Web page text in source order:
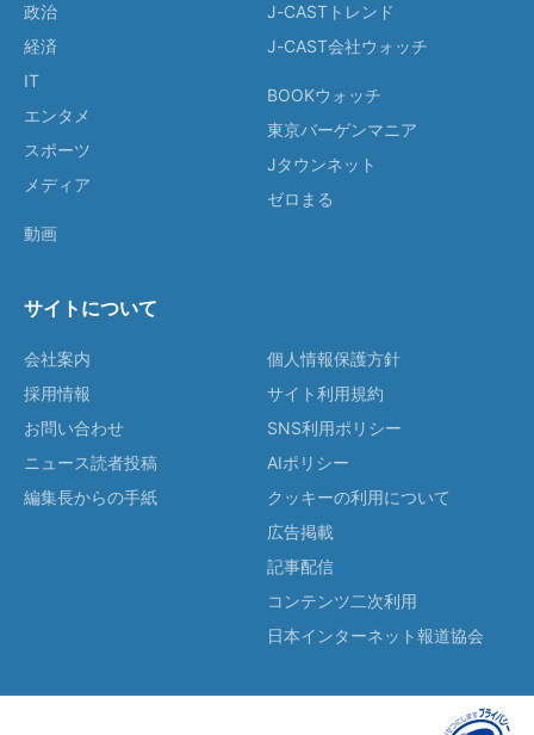
政治
経済
IT
エンタメ
スポーツ
メディア
動画
J-CASTトレンド
J-CAST会社ウォッチ
BOOKウォッチ
東京バーゲンマニア
Jタウンネット
ゼロまる
サイトについて
会社案内
採用情報
お問い合わせ
ニュース読者投稿
編集長からの手紙
個人情報保護方針
サイト利用規約
SNS利用ポリシー
AIポリシー
クッキーの利用について
広告掲載
記事配信
コンテンツ二次利用
日本インターネット報道協会